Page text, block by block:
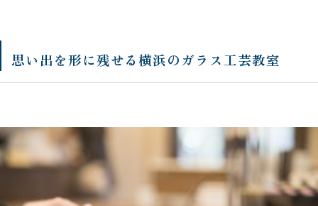
思い出を形に残せる横浜のガラス 工芸教室